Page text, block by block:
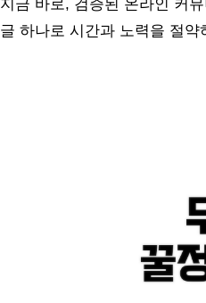
지금 바로, 검증된 온라인 커
글 하나로 시간과 노력을 절